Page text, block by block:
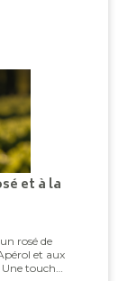
et à la
rosé de
et aux
touche